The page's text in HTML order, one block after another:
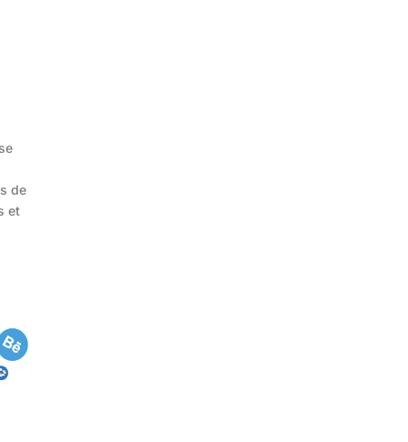
de
et